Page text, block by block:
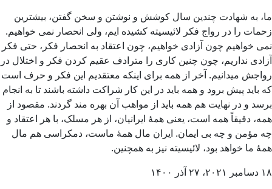
ما، به شهادت چندین سال کوشش و نوشتن و سخن گفتن، بیشترین
زحمات را در رواج فکر لائیسیته کشیده ایم، ولی انحصار نمی خواهیم.
نمی خواهیم چون آزادی خواهیم، چون اعتقاد به انحصار فکر، حتی فکر
آزادی نداریم، چون چنین کاری را مترادف عقیم کردن فکر و اختلال در
رواجش میدانیم. آخر از همه برای اینکه معتقدیم این فکر و حرف است
که باید پیش برود و همه باید در این کار شراکت داشته باشند تا به انجام
برسد و در نهایت هم همه باید از مواهب آن بهره مند گردند. مقصود از
همه، دقیقاً همه است، یعنی همۀ ایرانیان، از هر مسلک، با هر اعتقاد و
چه مؤمن و چه بی ایمان. ایران مال همۀ ماست، دمکراسی هم مال
همۀ ما خواهد بود، لائیسیته نیز به همچنین.
۱۸ دسامبر ۲۰۲۱، ۲۷ آذر ۱۴۰۰